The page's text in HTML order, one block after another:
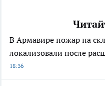
В Армавире пожар на
локализовали после
18:36